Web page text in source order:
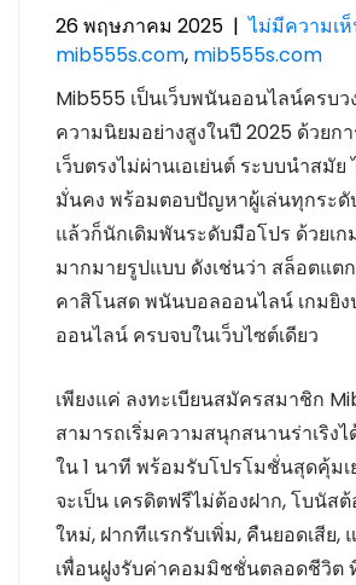
26 พฤษภาคม 2025 |ไม่มีความเ
mib555s.com, mib555s.com
Mib555 เป็นเว็บพนันออนไลน์ครบว
ความนิยมอย่างสูงในปี 2025 ด้วยก
เว็บตรงไม่ผ่านเอเย่นต์ ระบบนำสมัย
มั่นคง พร้อมตอบปัญหาผู้เล่นทุกระ
แล้วก็นักเดิมพันระดับมือโปร ด้วยเ
มากมายรูปแบบ ดังเช่นว่า สล็อตแต
คาสิโนสด พนันบอลออนไลน์ เกมยิง
ออนไลน์ ครบจบในเว็บไซต์เดียว
เพียงแค่ ลงทะเบียนสมัครสมาชิก
สามารถเริ่มความสนุกสนานร่าเริง
ใน 1 นาที พร้อมรับโปรโมชั่นสุดคุ้มเ
จะเป็น เครดิตฟรีไม่ต้องฝาก, โบนัส
ใหม่, ฝากทีแรกรับเพิ่ม, คืนยอดเสีย,
เพื่อนฝูงรับค่าคอมมิชชั่นตลอดชีวิต